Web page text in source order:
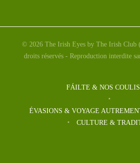
© 2026 The Irish Eyes by The Irish Club
droits réservés - Reproduction interdite
FÁILTE & NOS
ÉVASIONS & VOYAGE
CULTURE &